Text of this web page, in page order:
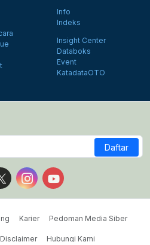
Info
Indeks
Insight Center
Databoks
Event
KatadataOTO
Daftar
us on Facebook
Follow us on X
Follow us on Instagram
Follow us on
Karier Pedoman Media Siber
Disclaimer Hubungi Kami